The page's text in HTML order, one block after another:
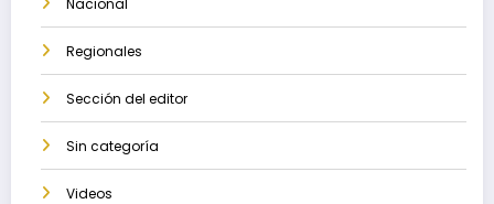
Nacional
Regionales
Sección del editor
Sin categoría
Videos